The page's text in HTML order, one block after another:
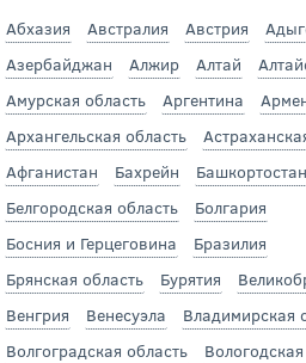
Абхазия Австралия Австрия
Азербайджан
Алжир Алтай
Амурская область
Аргентина
Архангельская область
Афганистан
Бахрейн Башкортостан
Белгородская область
Болгария
Босния и Герцеговина
Бразилия
Брянская область
Бурятия
Венгрия
Венесуэла
Владимирская
Волгоградская область